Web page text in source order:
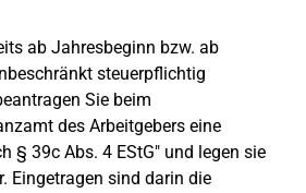
ab Jahresbeginn bzw. ab
steuerpflichtig
Sie beim
des Arbeitgebers eine
§ 39c Abs. 4 EStG" und legen sie
Eingetragen sind darin die